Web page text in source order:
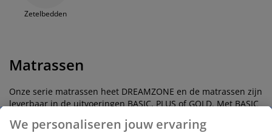
Zetelbedden
Matrassen
Onze serie matrassen heet DREAMZONE en de matrassen zijn
leverbaar in de uitvoeringen BASIC, PLUS of GOLD. Met BASIC
je extra comfort en kwaliteit. En GOLD is absoluut de beste
We personaliseren jouw ervaring